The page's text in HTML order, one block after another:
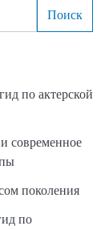
Поиск
по актерской
современное
поколения
по